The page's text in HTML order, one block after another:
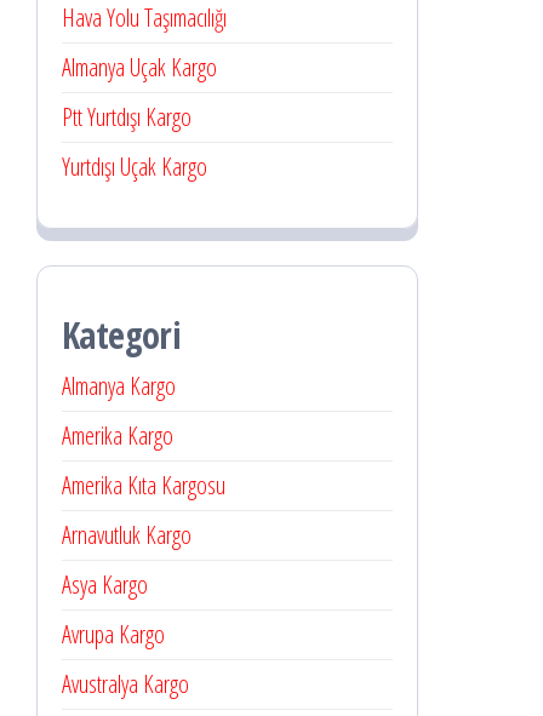
Hava Yolu Taşımacılığı
Almanya Uçak Kargo
Ptt Yurtdışı Kargo
Yurtdışı Uçak Kargo
Kategori
Almanya Kargo
Amerika Kargo
Amerika Kıta Kargosu
Arnavutluk Kargo
Asya Kargo
Avrupa Kargo
Avustralya Kargo